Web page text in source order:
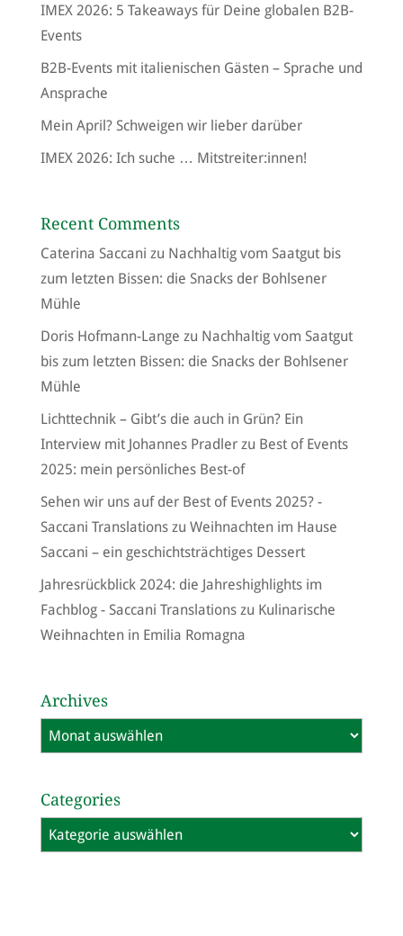
IMEX 2026: 5 Takeaways für Deine globalen B2B-
Events
B2B-Events mit italienischen Gästen – Sprache und
Ansprache
Mein April? Schweigen wir lieber darüber
IMEX 2026: Ich suche … Mitstreiter:innen!
Recent Comments
Caterina Saccani zu Nachhaltig vom Saatgut bis
zum letzten Bissen: die Snacks der Bohlsener
Mühle
Doris Hofmann-Lange zu Nachhaltig vom Saatgut
bis zum letzten Bissen: die Snacks der Bohlsener
Mühle
Lichttechnik – Gibt’s die auch in Grün? Ein
Interview mit Johannes Pradlerzu Best of Events
2025: mein persönliches Best-of
Sehen wir uns auf der Best of Events 2025? -
Saccani Translationszu Weihnachten im Hause
Saccani – ein geschichtsträchtiges Dessert
Jahresrückblick 2024: die Jahreshighlights im
Fachblog - Saccani Translationszu Kulinarische
Weihnachten in Emilia Romagna
Archives
Archives
Categories
Categories